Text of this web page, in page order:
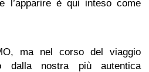
l’apparire è qui inteso come
ma nel corso del viaggio
dalla nostra più autentica